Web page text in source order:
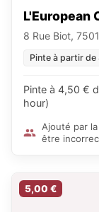
L'European
8 Rue Biot,
Pinte à partir
Pinte à 4,50 €
hour)
Ajouté par
être
5,00 €